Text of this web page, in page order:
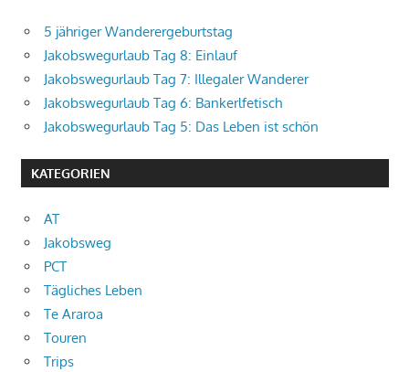
5 jähriger Wanderergeburtstag
Jakobswegurlaub Tag 8: Einlauf
Jakobswegurlaub Tag 7: Illegaler Wanderer
Jakobswegurlaub Tag 6: Bankerlfetisch
Jakobswegurlaub Tag 5: Das Leben ist schön
KATEGORIEN
AT
Jakobsweg
PCT
Tägliches Leben
Te Araroa
Touren
Trips